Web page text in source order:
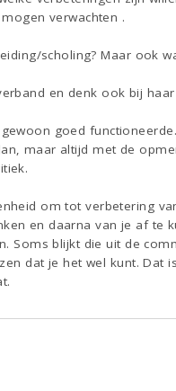
verwachten .
scholing? Maar ook
en denk ook bij haar
goed
maar altijd met de
om tot verbetering
en daarna van je af te
Soms blijkt die uit de
dat je het wel kunt. Dat